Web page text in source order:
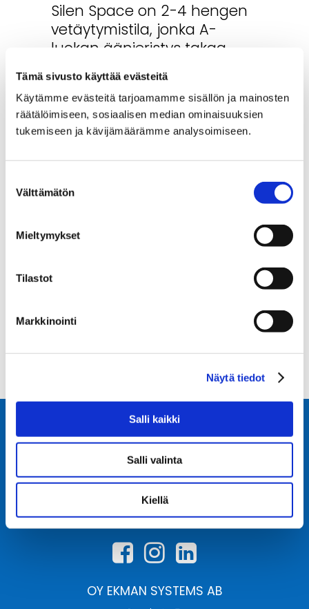
Tämä sivusto käyttää evästeitä
Käytämme evästeitä tarjoamamme sisällön ja mainosten
räätälöimiseen, sosiaalisen median ominaisuuksien
tukemiseen ja kävijämäärämme analysoimiseen.
valinta
Välttämätön
Mieltymykset
Tilastot
Markkinointi
Näytä tiedot
Salli kaikki
Salli valinta
Kiellä
Silen Space on 2-4 hengen
vetäytymistila, jonka A-
luokan äänieristys takaa
yksityisyyden puheluille ja
neuvotteluille. Anna
työrauha muille samassa
tilassa oleville ja siirry
keskustelemaan palkittuun
Space-vetäytymistilaan.
LED-valo ja tehokas,
luovat miellyttävän
OY EKMAN SYSTEMS AB